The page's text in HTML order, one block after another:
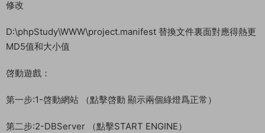
第三步:3-ItemLogServer （點擊START）
第四步:4-Run
第五步:5-LoginGate
第六步:6-本地驗證